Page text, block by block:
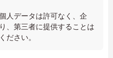
人データは許可なく、企
、第三者に提供することは
ださい。